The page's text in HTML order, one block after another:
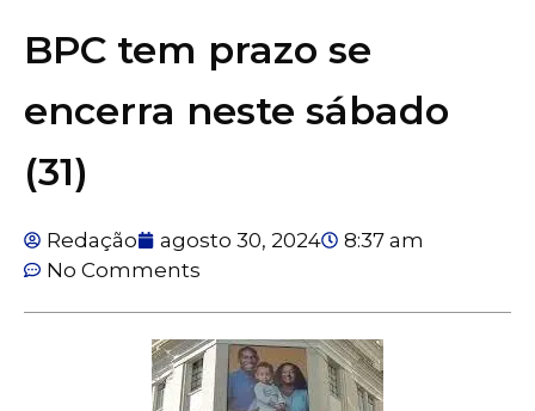
BPC tem prazo se
encerra neste sábado
(31)
Redação agosto 30, 2024
8:37 am
No Comments